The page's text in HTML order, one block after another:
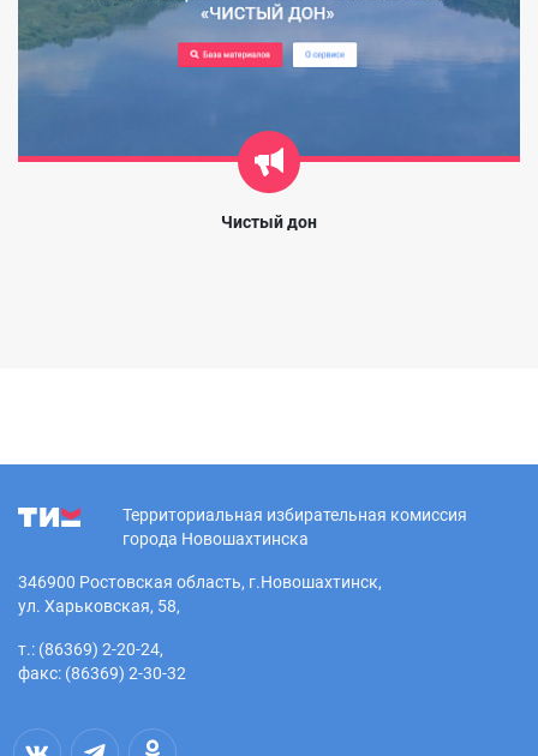
Чистый дон
Территориальная избирательная комиссия
города Новошахтинска
346900 Ростовская область, г.Новошахтинск,
ул. Харьковская, 58,
т.: (86369) 2-20-24,
факс: (86369) 2-30-32